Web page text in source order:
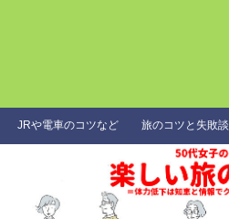
JRや電車のコツなど 旅のコツと失敗談